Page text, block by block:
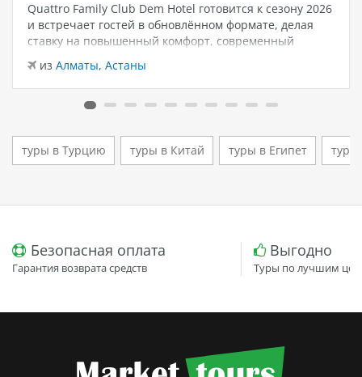
Quattro Family Club Dem Hotel готовится к сезону 2026
и встречает гостей в обновлённом формате, делая
ставку на повышенный комфорт, современный
дизайн и атмосферу спокойного семейного отдыха у
моря. Отель остаётся популярным выбором для тех,
кто ищет семейный отель в…
из Алматы, Астаны
туры в Турцию туры в Китай туры в Египет туры
Безопасная оплата
Гарантия возврата средств
Выгодно
Туры по лучшим